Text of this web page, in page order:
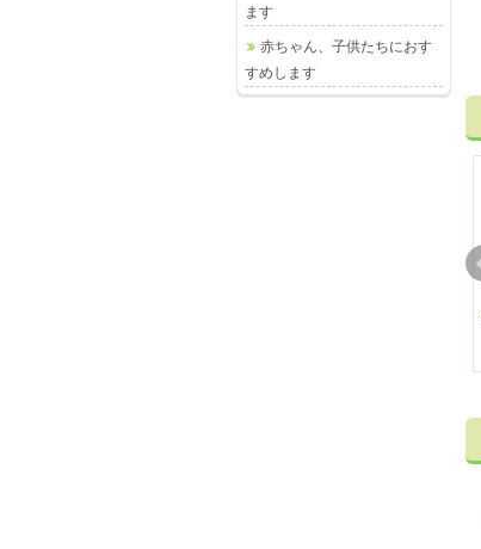
ます
赤ちゃん、子供たちにおす
すめします